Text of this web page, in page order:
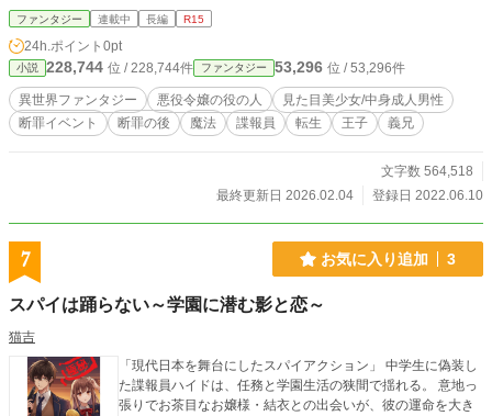
イベントも無事に乗り越えた。やれやれと安堵する間もなく陰謀めいた動きにす
っかり巻き込まれて――― 他サイトに掲載中。
ファンタジー 連載中 長編 R15
24h.ポイント 0pt
小説 228,744 位 / 228,744件 ファンタジー 53,296 位 / 53,296件
異世界ファンタジー 悪役令嬢の役の人
見た目美少女/中身成人男性
断罪イベント
断罪の後 魔法 諜報員 転生 王子 義兄
文字数 564,518
最終更新日 2026.02.04
登録日 2022.06.10
7 お気に入り追加 3
スパイは踊らない～学園に潜む影と恋～
猫吉
「現代日本を舞台にしたスパイアクション」 中学生に偽装し
た諜報員ハイドは、任務と学園生活の狭間で揺れる。 意地っ
張りでお茶目なお嬢様・結衣との出会いが、彼の運命を大き